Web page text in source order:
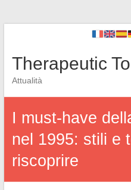
Therapeutic
Attualità
I must-have
nel 1995: stili e
riscoprire